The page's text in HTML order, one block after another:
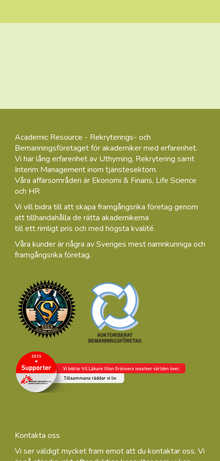
Academic Resource - Rekryterings- och
Bemanningsföretaget för akademiker med erfarenhet.
Vi har lång erfarenhet av Uthyrning, Rekrytering samt
Interim Management inom tjänstesektorn.
Våra affärsområden är Ekonomi & Finans, Life Science
och HR
Vi vill bidra till att skapa framgångsrika företag genom
att tillhandahålla de rätta akademikerna
till ett rimligt pris och med högsta kvalité.
Våra kunder är några av Sveriges mest namnkunniga och
framgångsrika företag.
Kontakta oss
Vi ser väldigt mycket fram emot att du kontaktar oss. Vi